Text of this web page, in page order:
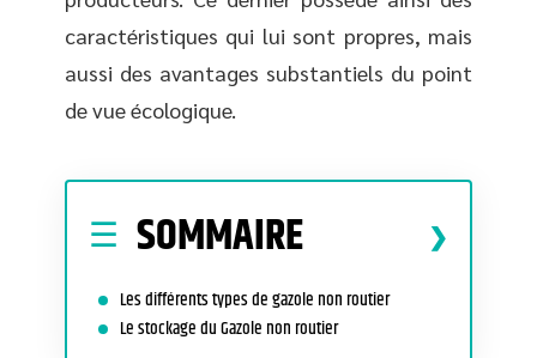
caractéristiques qui lui sont propres, mais
aussi des avantages substantiels du point
de vue écologique.
SOMMAIRE
Les différents types de gazole non routier
Le stockage du Gazole non routier